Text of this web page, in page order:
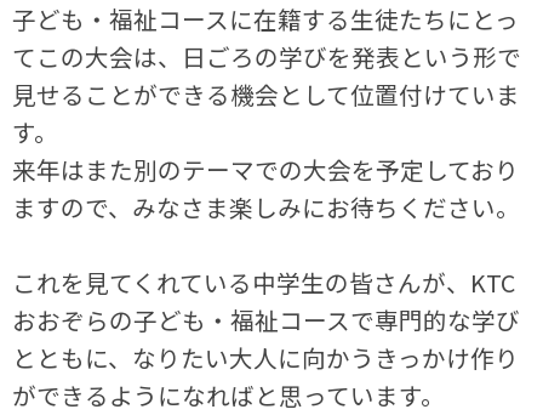
子ども・福祉コースに在籍する生徒たちにとっ
てこの大会は、日ごろの学びを発表という形で
見せることができる機会として位置付けていま
す。
来年はまた別のテーマでの大会を予定しており
ますので、みなさま楽しみにお待ちください。
これを見てくれている中学生の皆さんが、KTC
おおぞらの子ども・福祉コースで専門的な学び
とともに、なりたい大人に向かうきっかけ作り
ができるようになればと思っています。